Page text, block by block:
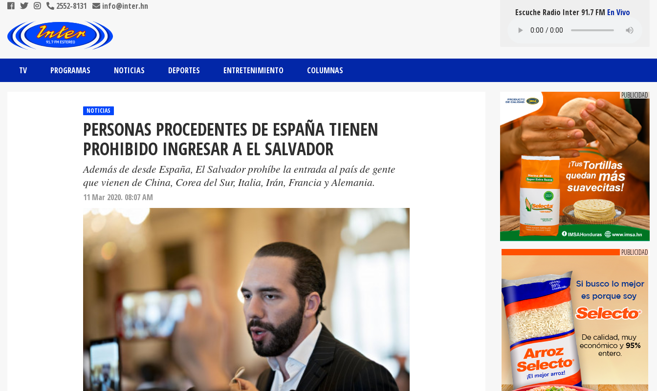
2552-8131 info@inter.hn
TV PROGRAMAS NOTICIAS DEPORTES ENTRETENIMIENTO COLUMNAS
Escuche Radio Inter 91.7 FM En Vivo
NOTICIAS
PERSONAS PROCEDENTES DE ESPAÑA TIENEN
PROHIBIDO INGRESAR A EL SALVADOR
Además de desde España, El Salvador prohíbe la entrada al país de gente
que vienen de China, Corea del Sur, Italia, Irán, Francia y Alemania.
11 Mar 2020. 08:07 AM